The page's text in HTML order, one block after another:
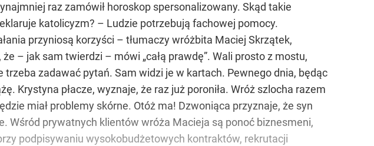
raz zamówił horoskop spersonalizowany. Skąd takie
katolicyzm? – Ludzie potrzebują fachowej pomocy.
przyniosą korzyści – tłumaczy wróżbita Maciej Skrzątek,
– jak sam twierdzi – mówi „całą prawdę”. Wali prosto z mostu,
zadawać pytań. Sam widzi je w kartach. Pewnego dnia, będąc
Krystyna płacze, wyznaje, że raz już poroniła. Wróż szlocha razem
miał problemy skórne. Otóż ma! Dzwoniąca przyznaje, że syn
Wśród prywatnych klientów wróża Macieja są ponoć biznesmeni,
podpisywaniu wysokobudżetowych kontraktów, rekrutacji